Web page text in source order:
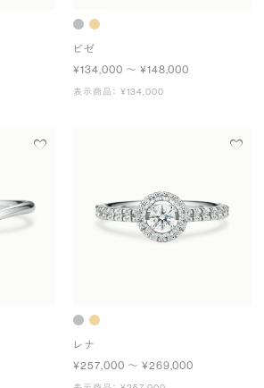
ビゼ
¥134,000 〜 ¥148,000
表示商品： ¥134,000
レナ
¥257,000 〜 ¥269,000